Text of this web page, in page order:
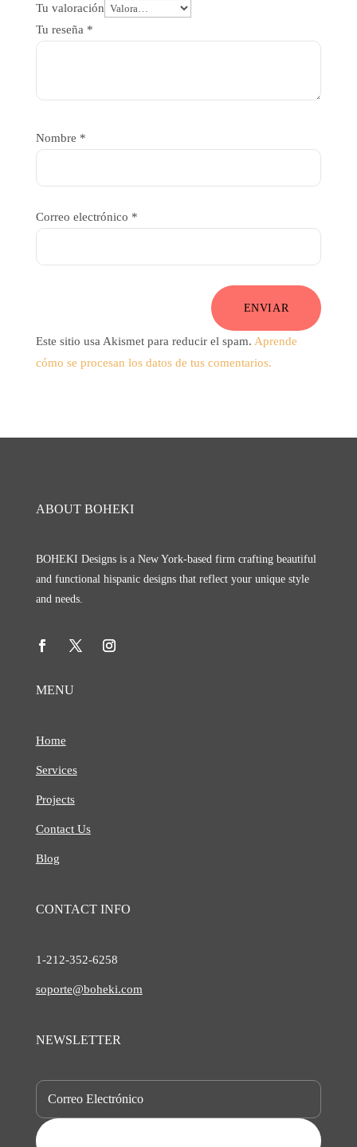
Tu valoración
Tu reseña *
Nombre *
Correo electrónico *
ENVIAR
Este sitio usa Akismet para reducir el spam. Aprende
cómo se procesan los datos de tus comentarios.
ABOUT BOHEKI
BOHEKI Designs is a New York-based firm crafting beautiful
and functional hispanic designs that reflect your unique style
and needs.
MENU
Home
Services
Projects
Contact Us
Blog
CONTACT INFO
1-212-352-6258
soporte@boheki.com
NEWSLETTER